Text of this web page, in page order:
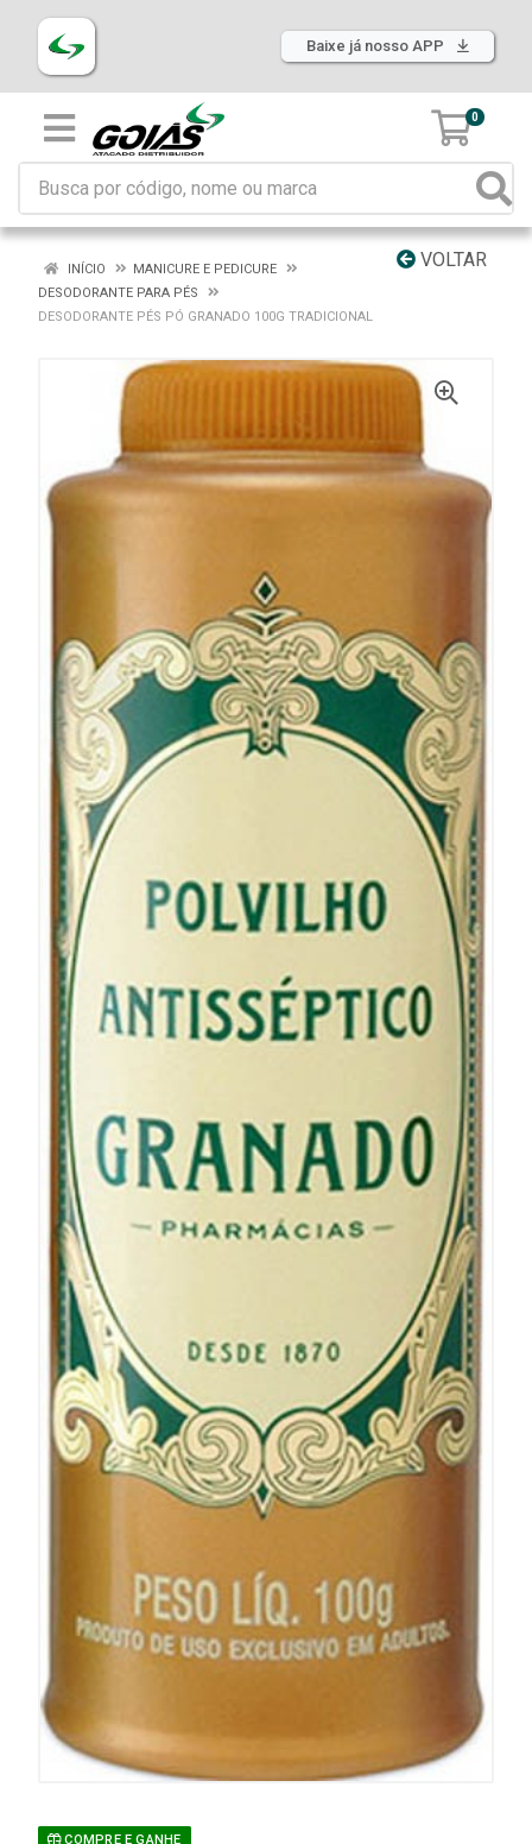
Baixe já nosso APP
0
VOLTAR
INÍCIO
MANICURE E PEDICURE
DESODORANTE PARA PÉS
DESODORANTE PÉS PÓ GRANADO 100G TRADICIONAL
COMPRE E GANHE